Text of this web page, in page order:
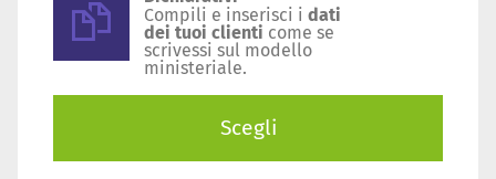
Compili e inserisci i dati
dei tuoi clienti come se
scrivessi sul modello
ministeriale.
Scegli